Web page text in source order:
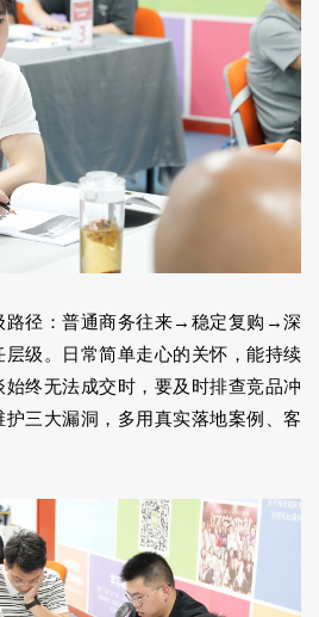
路径：普通商务往来→稳定复购→深
级。日常简单走心的关怀，能持续
终无法成交时，要及时排查竞品冲
三大漏洞，多用真实落地案例、客